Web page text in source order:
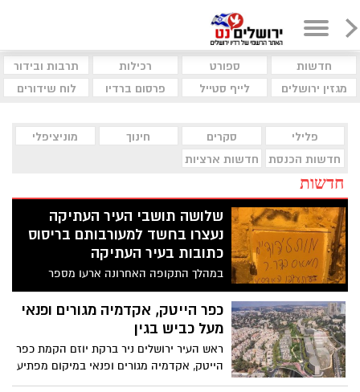
חדשות ספורט רכילות
תרבות ובידור
מגזין ירושלים
לייף סטייל פרסום ברדיו לוח שידורים
פלילי סקרים חינוך
מוניציפלי
חדשות הכנסת
חדשות ארציות
חדשות
שלושה תושבי העיר העתיקה
נעצרו בחשד למעורבותם בריסוס
כתובות בעיר העתיקה
במהלך התקופה האחרונה ארעו מספר
אירועים בהם רוססו כתובות על קירות ודלתות
חנויות ברובע המוסלמי בעיר העתיקה בעברית
וערבית על רקע לאומני וצלבי קרס. במסגרת
תושבי העיר העתיקה
כפר הייטק, אקדמיה מגורים ופנאי
מעל כביש בגין
ראש העיר ירושלים ניר ברקת יוזם הקמת כפר
הייטק, אקדמיה מגורים ופנאי במיקום מפתיע
ומרכזי- מעל כביש בגין בירושלים. התכנית